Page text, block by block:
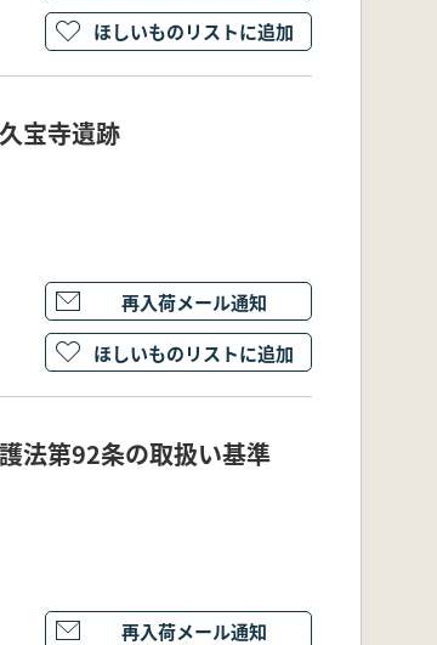
ほしいものリストに追加
宝寺遺跡
再入荷メール通知
ほしいものリストに追加
法第92条の取扱い基準
再入荷メール通知